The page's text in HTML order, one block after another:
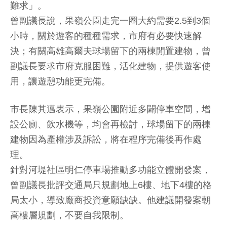
難求」。
曾副議長說，果嶺公園走完一圈大約需要2.5到3個
小時，關於遊客的種種需求，市府有必要快速解
決；有關高雄高爾夫球場留下的兩棟閒置建物，曾
副議長要求市府克服困難，活化建物，提供遊客使
用，讓遊憩功能更完備。
市長陳其邁表示，果嶺公園附近多闢停車空間，增
設公廁、飲水機等，均會再檢討，球場留下的兩棟
建物因為產權涉及訴訟，將在程序完備後再作處
理。
針對河堤社區明仁停車場推動多功能立體開發案，
曾副議長批評交通局只規劃地上6樓、地下4樓的格
局太小，導致廠商投資意願缺缺。他建議開發案朝
高樓層規劃，不要自我限制。